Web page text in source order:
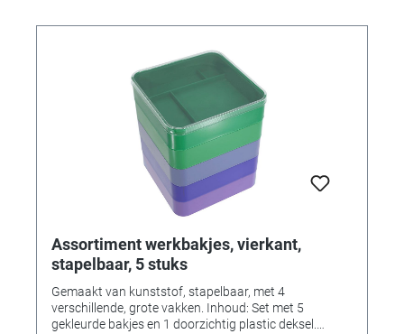
Assortiment werkbakjes, vierkant,
stapelbaar, 5 stuks
Gemaakt van kunststof, stapelbaar, met 4
verschillende, grote vakken. Inhoud: Set met 5
gekleurde bakjes en 1 doorzichtig plastic deksel.